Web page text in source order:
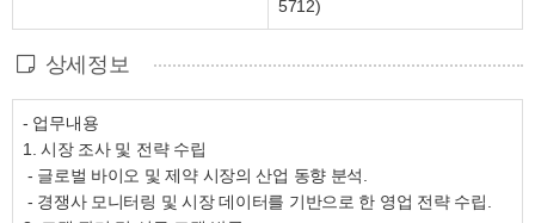
5712)
상세정보
- 업무내용
1. 시장 조사 및 전략 수립
- 글로벌 바이오 및 제약 시장의 산업 동향 분석.
- 경쟁사 모니터링 및 시장 데이터를 기반으로 한 영업 전략 수립.